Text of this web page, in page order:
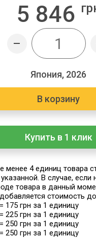
5 846
Япония, 2026
В корзину
Купить в 1 клик
менее 4 единиц товара
В случае, если
товара в данный
стоимость
175 грн за 1 единицу
225 грн за 1 единицу
250 грн за 1 единицу
250 грн за 1 единицу